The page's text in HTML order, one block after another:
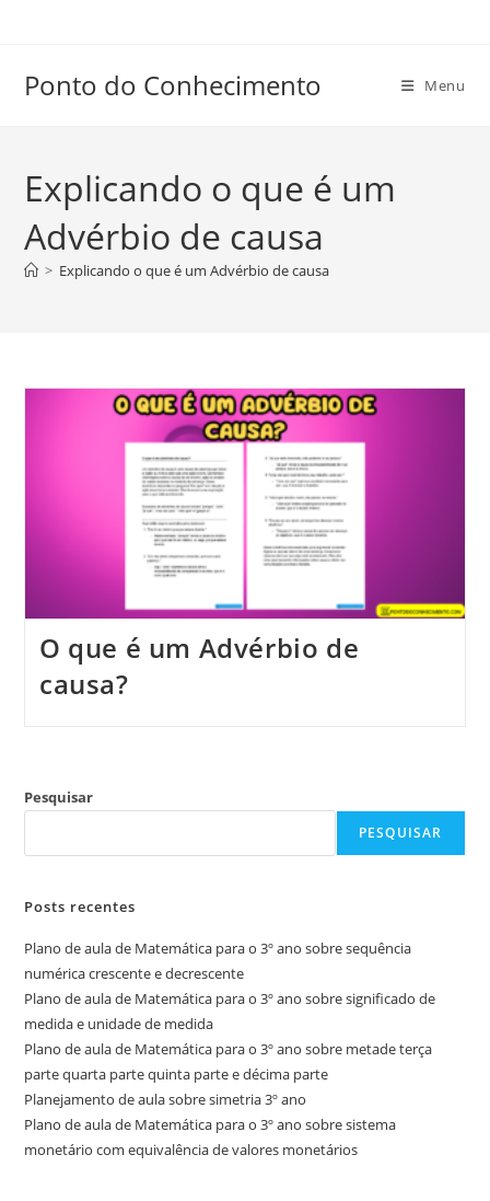
conteúdo
Ponto do Conhecimento Menu
Explicando o que é um
Advérbio de causa
> Explicando o que é um Advérbio de causa
O que é um Advérbio de
causa?
Pesquisar
PESQUISAR
Posts recentes
Plano de aula de Matemática para o 3º ano sobre sequência
numérica crescente e decrescente
Plano de aula de Matemática para o 3º ano sobre significado de
medida e unidade de medida
Plano de aula de Matemática para o 3º ano sobre metade terça
parte quarta parte quinta parte e décima parte
Planejamento de aula sobre simetria 3º ano
Plano de aula de Matemática para o 3º ano sobre sistema
monetário com equivalência de valores monetários